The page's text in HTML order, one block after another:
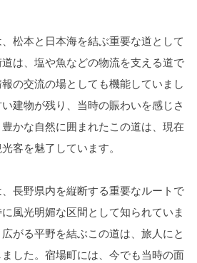
松本と日本海を結ぶ重要な道として
は、塩や魚などの物流を支える道で
の交流の場としても機能していまし
建物が残り、当時の賑わいを感じさ
かな自然に囲まれたこの道は、現在
客を魅了しています。
長野県内を縦断する重要なルートで
風光明媚な区間として知られていま
がる平野を結ぶこの道は、旅人にと
した。宿場町には、今でも当時の面